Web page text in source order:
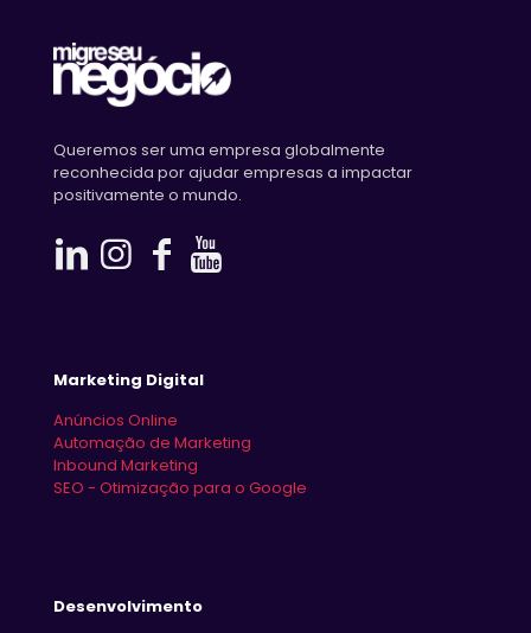
Queremos ser uma empresa globalmente
reconhecida por ajudar empresas a impactar
positivamente o mundo.
Marketing Digital
Anúncios Online
Automação de Marketing
Inbound Marketing
SEO - Otimização para o Google
Desenvolvimento